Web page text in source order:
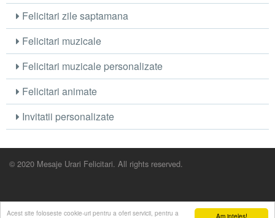
Am inteles!
Acest site foloseste cookie-uri pentru a oferi servicii, pentru a
Felicitari zile saptamana
Felicitari muzicale
Felicitari muzicale personalizate
Felicitari animate
Invitatii personalizate
© 2020 Mesaje Urari Felicitari. All rights reserved.